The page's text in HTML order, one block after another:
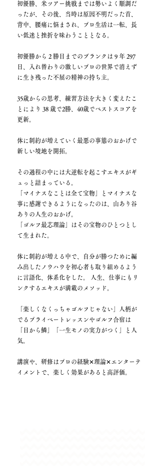
初優勝、米ツアー挑戦までは勢いよく順調だ
ったが、その後、当時は原因不明だった首、
背中、腰痛に悩まされ、プロ生活は一転、長
い低迷と挫折を味わうこととなる。
初優勝から 2 勝目までのブランクは 9 年 297
日、入れ替わりの激しいプロの世界で消えず
に生き残った不屈の精神の持ち主。
35歳からの思考、練習方法を大きく変えたこ
とにより 38 歳で2勝、40歳でベストスコアを
更新。
体に制約が増えていく最悪の事態のおかげで
新しい境地を開拓。
その過程の中には大逆転を起こすエキスがギ
ュっと詰まっている。
「マイナスなことは全て宝物」とマイナスな
事に感謝できるようになったのは、山あり谷
ありの人生のおかげ。
「ゴルフ最芯理論」はその宝物のひとつとし
て生まれた。
体に制約が増える中で、自分が勝つために編
み出したノウハウを初心者も取り組めるよう
に言語化、体系化をした。 人生、仕事にもリ
ンクするエキスが満載のメソッド。
「楽しくなくっちゃゴルフじゃない」人柄が
でるプライベートレッスンやゴルフ合宿は
「目から鱗」「一生モノの実力がつく」と人
気。
講演や、研修はプロの経験✕理論✕エンターテ
イメントで、楽しく効果があると高評価。